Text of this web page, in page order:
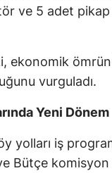
ve 5 adet pikap
ekonomik
vurguladı.
Yeni Dönem
yolları iş
Bütçe